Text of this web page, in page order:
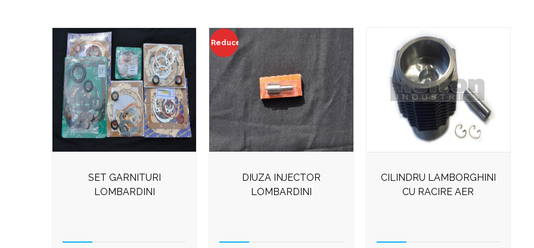
SET GARNITURI
LOMBARDINI
Reduceri!
DIUZA INJECTOR
LOMBARDINI
CILINDRU LAMBORGHINI
CU RACIRE AER